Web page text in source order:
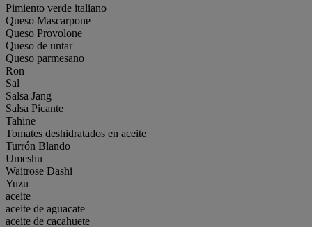
Pimiento verde italiano
Queso Mascarpone
Queso Provolone
Queso de untar
Queso parmesano
Ron
Sal
Salsa Jang
Salsa Picante
Tahine
Tomates deshidratados en aceite
Turrón Blando
Umeshu
Waitrose Dashi
Yuzu
aceite
aceite de aguacate
aceite de cacahuete